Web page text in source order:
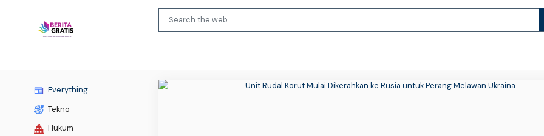
Everything
Tekno
Hukum